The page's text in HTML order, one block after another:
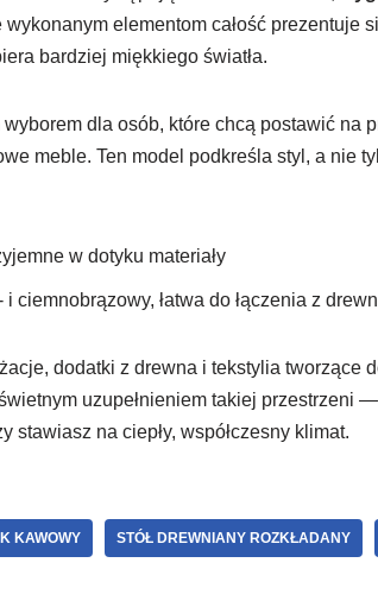
elementom całość prezentuje
bardziej miękkiego światła.
dla osób, które chcą postawić na
meble. Ten model podkreśla styl, a nie
w dotyku materiały
i ciemnobrązowy, łatwa do łączenia z
dodatki z drewna i tekstylia tworzące
uzupełnieniem takiej przestrzeni
stawiasz na ciepły, współczesny klimat.
KAWOWY STÓŁ DREWNIANY ROZKŁADANY